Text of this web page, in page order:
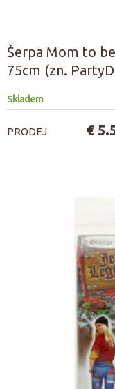
Šerpa Mom to
75cm (zn.
Skladem
PRODEJ €